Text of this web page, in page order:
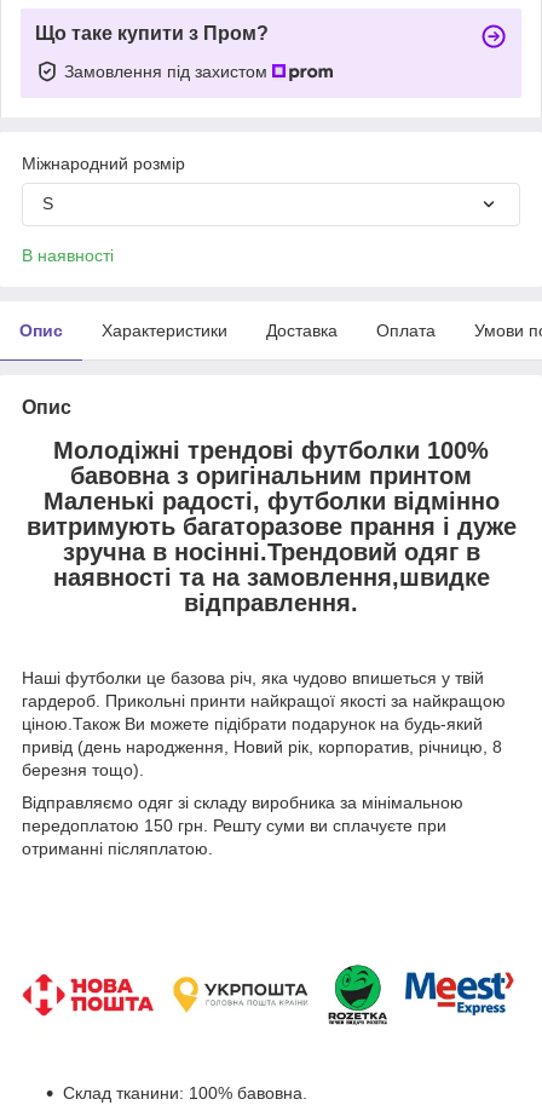
Що таке купити з Пром?
Замовлення під захистом
Міжнародний розмір
S
В наявності
Опис Характеристики Доставка Оплата Умови
Опис
Молодіжні трендові футболки 100%
бавовна з оригінальним принтом
Маленькі радості, футболки відмінно
витримують багаторазове прання і дуже
зручна в носінні.Трендовий одяг в
наявності та на замовлення,швидке
відправлення.
Наші футболки це базова річ, яка чудово впишеться у твій
гардероб. Прикольні принти найкращої якості за найкращою
ціною.Також Ви можете підібрати подарунок на будь-який
привід (день народження, Новий рік, корпоратив, річницю, 8
березня тощо).
Відправляємо одяг зі складу виробника за мінімальною
передоплатою 150 грн. Решту суми ви сплачуєте при
отриманні післяплатою.
Склад тканини: 100% бавовна.